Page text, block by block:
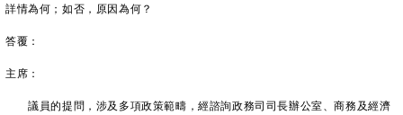
詳情為何；如否，原因為何？
答覆：
主席：
議員的提問，涉及多項政策範疇，經諮詢政務司司長辦公室、商務及經濟